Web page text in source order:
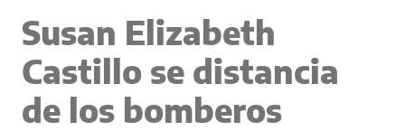
Susan Elizabeth
Castillo se distancia
de los bomberos